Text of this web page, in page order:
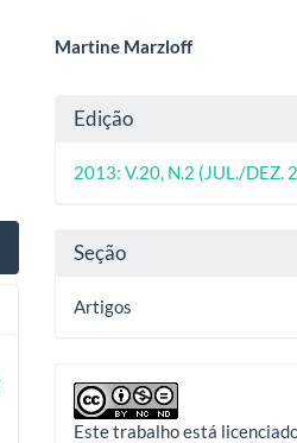
Conteúdo
artigo
principal
Martine Marzloff
Detalhes
do
Edição
2013: V.20, N.2 (JUL./DEZ.
Seção
Artigos
Este trabalho está